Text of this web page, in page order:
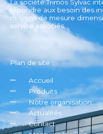
La société Trimos Sylvac
répondre aux besoin des
moyens de mesure
service associés.
Plan de site
Accueil
Produits
Notre organisation
Actualités
Contact